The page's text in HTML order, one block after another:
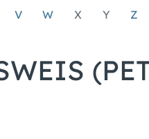
V W X Y Z